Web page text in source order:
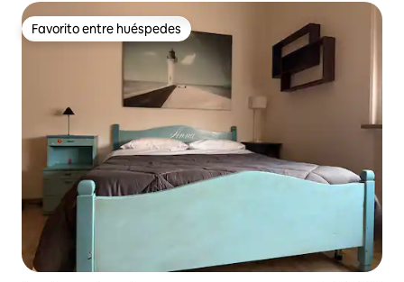
Favorito entre huéspedes
Favorito entre huéspedes